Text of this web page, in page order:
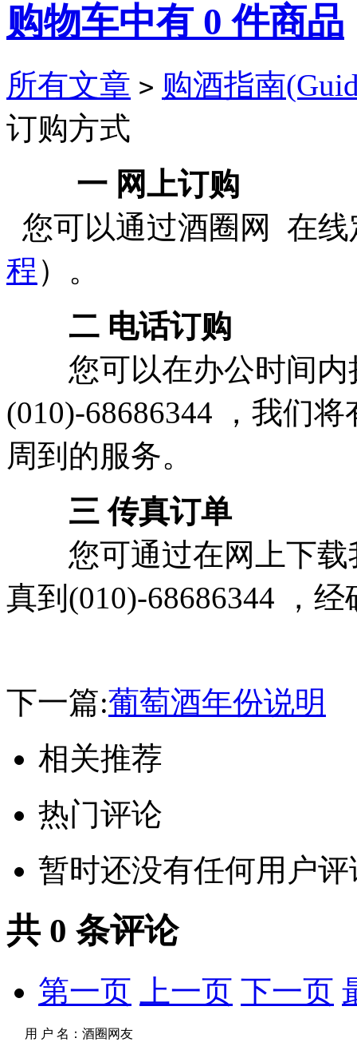
购物车中有 0 件商品
所有文章 > 购酒指南
订购方式
一 网上订购
您可以通过酒圈网 在线
程 ）。
二 电话订购
您可以在办公时间内
(010)-68686344 ，我们
周到的服务。
三 传真订单
您可通过在网上下载
真到(010)-68686344 ，
下一篇:葡萄酒年份说明
相关推荐
热门评论
暂时还没有任何用户评
共 0 条评论
第一页 上一页 下一页
用 户 名： 酒圈网友